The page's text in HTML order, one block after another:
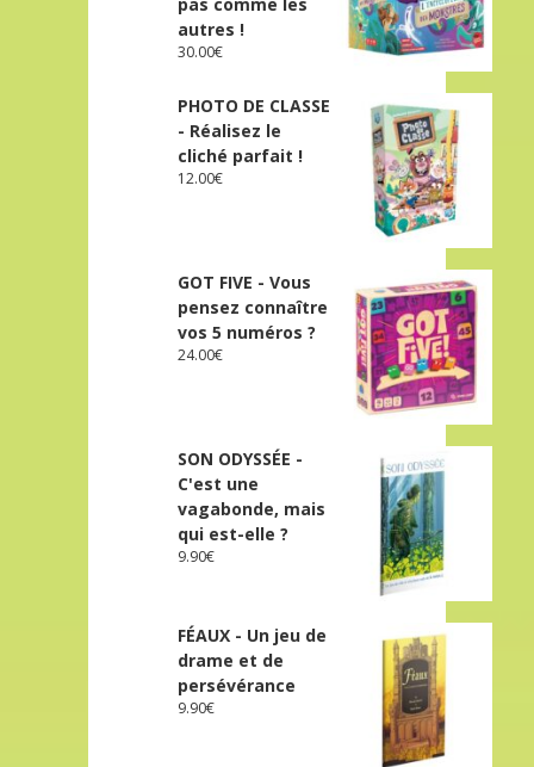
autres !
30.00€
PHOTO DE CLASSE
- Réalisez le
cliché parfait !
12.00€
GOT FIVE - Vous
pensez connaître
vos 5 numéros ?
24.00€
SON ODYSSÉE -
C'est une
vagabonde, mais
qui est-elle ?
9.90€
FÉAUX - Un jeu de
drame et de
persévérance
9.90€